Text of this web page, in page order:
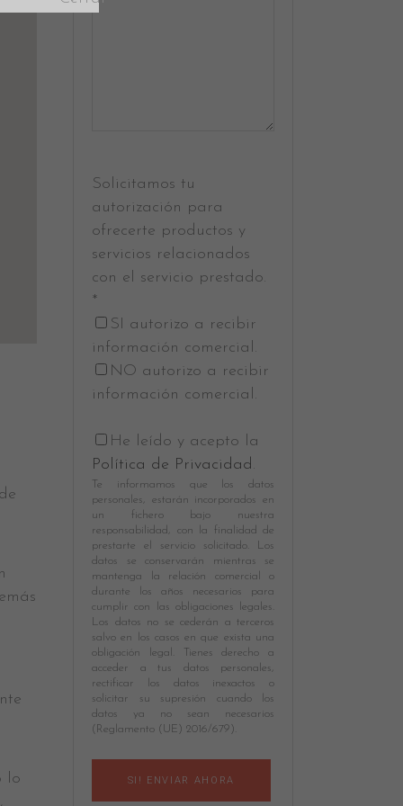
lo
Solicitamos tu
autorización para
ofrecerte productos y
servicios relacionados
con el servicio prestado.
*
SI autorizo a recibir
información comercial.
NO autorizo a recibir
información comercial.
He leído y acepto la
Política de Privacidad.
Te informamos que los datos
personales, estarán incorporados en
un fichero bajo nuestra
responsabilidad, con la finalidad de
prestarte el servicio solicitado. Los
datos se conservarán mientras se
mantenga la relación comercial o
durante los años necesarios para
cumplir con las obligaciones legales.
Los datos no se cederán a terceros
salvo en los casos en que exista una
obligación legal. Tienes derecho a
acceder a tus datos personales,
rectificar los datos inexactos o
solicitar su supresión cuando los
datos ya no sean necesarios
(Reglamento (UE) 2016/679).